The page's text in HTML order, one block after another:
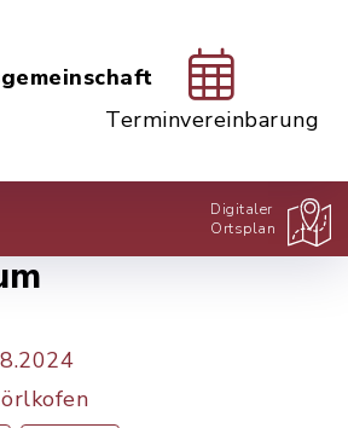
Terminvereinbarung
Digitaler
Ortsplan